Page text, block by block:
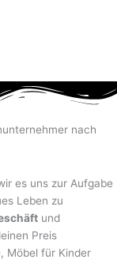
nach
es uns zur Aufgabe
Leben zu
und
Preis
Möbel für Kinder